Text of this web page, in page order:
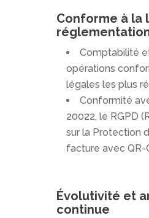
Conforme à la
Comptabilité
opérations
légales les plus
Conformité
20022, le RGPD
sur la Protection
facture avec QR-
Évolutivité et
continue